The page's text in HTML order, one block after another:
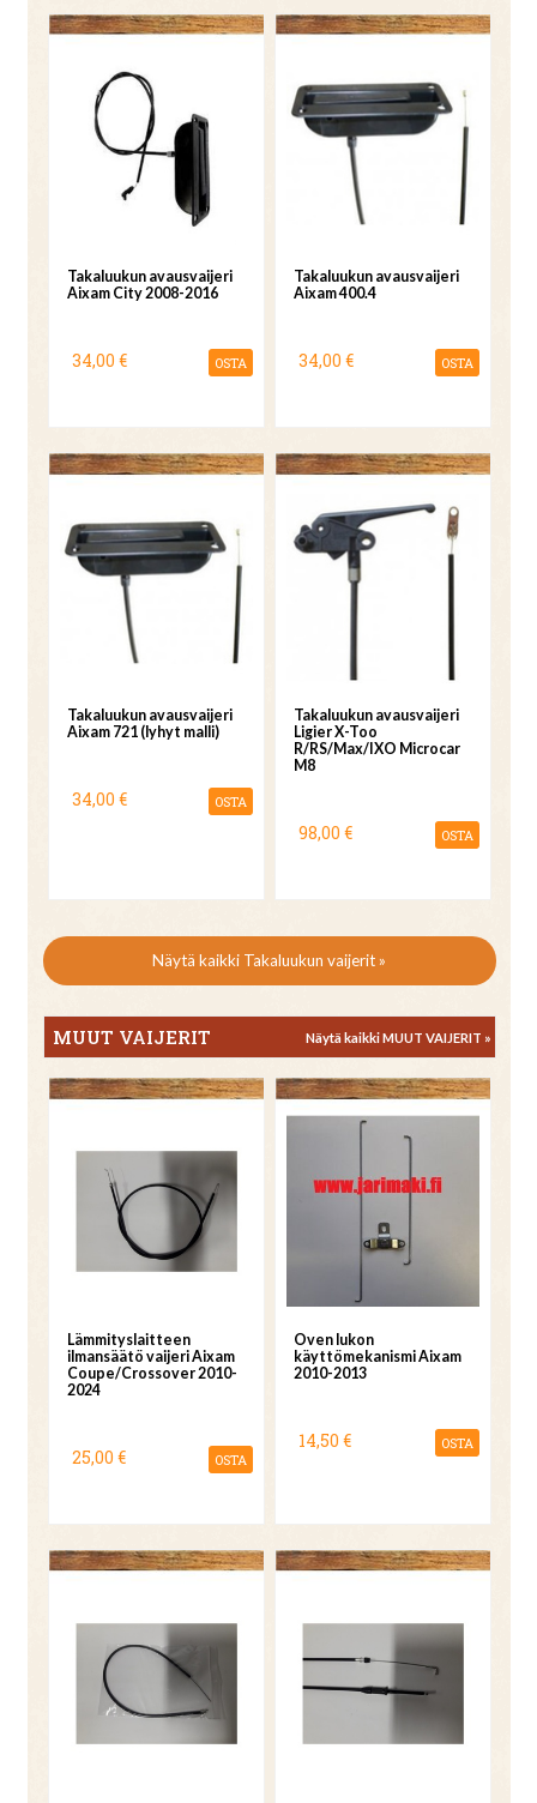
Takaluukun avausvaijeri
Aixam City 2008-2016
34,00 € OSTA
Takaluukun avausvaijeri
Aixam 400.4
34,00 € OSTA
Takaluukun avausvaijeri
Aixam 721 (lyhyt malli)
34,00 € OSTA
Takaluukun avausvaijeri
Ligier X-Too
R/RS/Max/IXO Microcar
M8
98,00 € OSTA
Näytä kaikki Takaluukun vaijerit »
MUUT VAIJERIT Näytä kaikki MUUT VAIJERIT »
Lämmityslaitteen
ilmansäätö vaijeri Aixam
Coupe/Crossover 2010-
2024
25,00 € OSTA
Oven lukon
käyttömekanismi Aixam
2010-2013
14,50 € OSTA